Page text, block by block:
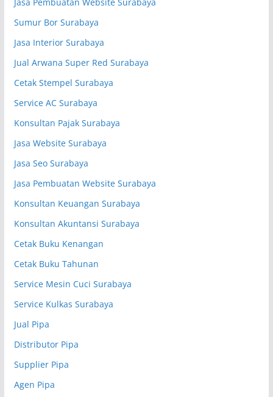
Sumur Bor Surabaya
Jasa Interior Surabaya
Jual Arwana Super Red Surabaya
Cetak Stempel Surabaya
Service AC Surabaya
Konsultan Pajak Surabaya
Jasa Website Surabaya
Jasa Seo Surabaya
Jasa Pembuatan Website Surabaya
Konsultan Keuangan Surabaya
Konsultan Akuntansi Surabaya
Cetak Buku Kenangan
Cetak Buku Tahunan
Service Mesin Cuci Surabaya
Service Kulkas Surabaya
Jual Pipa
Distributor Pipa
Supplier Pipa
Agen Pipa